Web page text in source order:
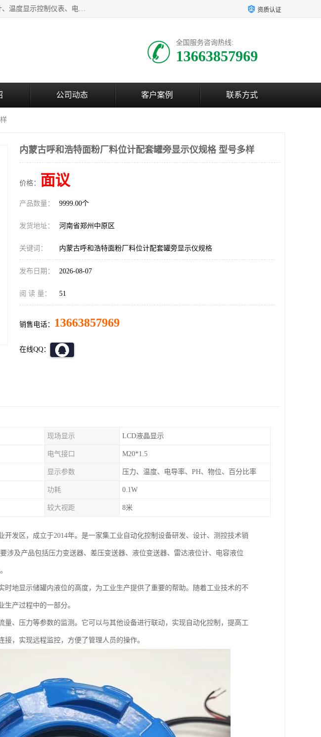
河南新瑞普测控技术有限公司主营：压力变送器、液位变送器、差压变送器、雷达料位计、电容物位计、温度显示控制仪表、电量变送器、流量计、工业自动化系统成套设备。 资质认证
全国服务咨询热线:
13663857969
公司动态 客户案例 联系方式
内蒙古呼和浩特面粉厂料位计配套罐旁显示仪规格 型号多样
价格： 面议
产品数量： 9999.00个
发货地址： 河南省郑州中原区
关键词： 内蒙古呼和浩特面粉厂料位计配套罐旁显示仪规格
发布日期： 2026-08-07
阅 读 量： 51
销售电话： 13663857969
在线QQ：
现场显示 LCD液晶显示
电气接口 M20*1.5
显示参数 压力、温度、电导率、PH、物位、百分比率
功耗 0.1W
较大视距 8米
发区，成立于2014年。是一家集工业自动化控制设备研发、设计、测控技术销
涉及产品包括压力变送器、差压变送器、液位变送器、雷达液位计、电容液位
地显示储罐内液位的高度，为工业生产提供了重要的帮助。随着工业技术的不
产过程中的一部分。
、压力等参数的监测。它可以与其他设备进行联动，实现自动化控制，提高工
，实现远程监控，方便了管理人员的操作。